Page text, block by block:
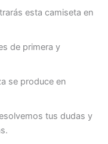
esta camiseta en
de primera y
se produce en
tus dudas y